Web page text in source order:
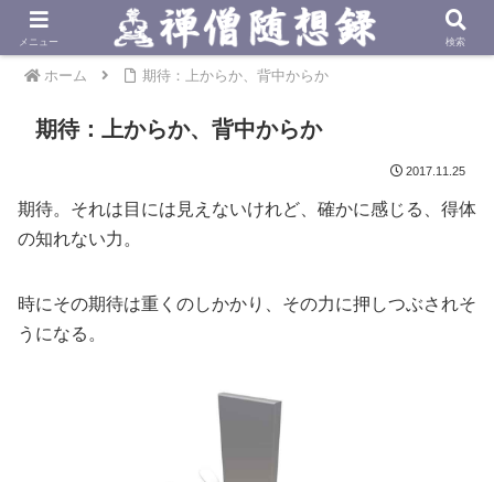
ホーム 期待：上からか、背中からか
期待：上からか、背中からか
2017.11.25
期待。それは目には見えないけれど、確かに感じる、得体
の知れない力。
時にその期待は重くのしかかり、その力に押しつぶされそ
うになる。
メニュー 検索